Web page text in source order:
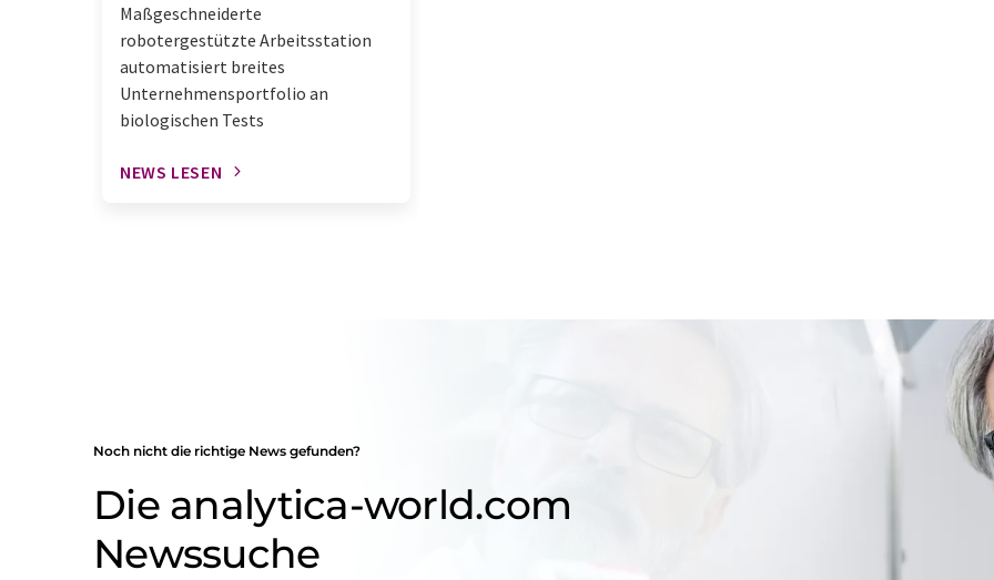
Maßgeschneiderte
robotergestützte Arbeitsstation
automatisiert breites
Unternehmensportfolio an
biologischen Tests
NEWS LESEN
Noch nicht die richtige News gefunden?
Die analytica-world.com
Newssuche